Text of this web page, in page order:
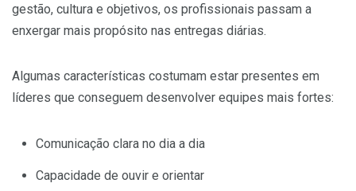
gestão, cultura e objetivos, os profissionais passam a
enxergar mais propósito nas entregas diárias.
Algumas características costumam estar presentes em
líderes que conseguem desenvolver equipes mais fortes:
Comunicação clara no dia a dia
Capacidade de ouvir e orientar